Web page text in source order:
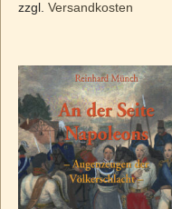
zzgl. Versandkosten